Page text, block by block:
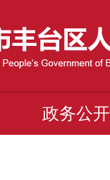
政务公开